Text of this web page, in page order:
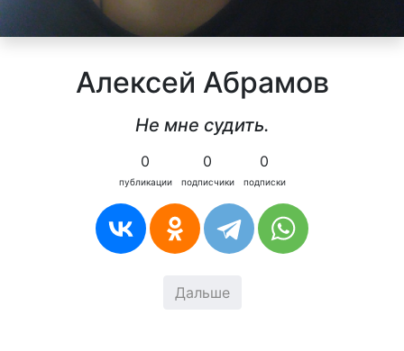
Алексей Абрамов
Не мне судить.
0
публикации
0
подписчики
0
подписки
Дальше